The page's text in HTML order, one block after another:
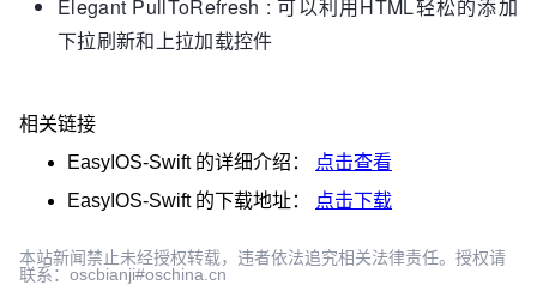
Elegant PullToRefresh : 可以利用HTML轻松的添加
下拉刷新和上拉加载控件
相关链接
EasyIOS-Swift的详细介绍：
点击查看
EasyIOS-Swift的下载地址： 点击下载
本站新闻禁止未经授权转载，违者依法追究相关法律责任。授权请
联系：oscbianji#oschina.cn